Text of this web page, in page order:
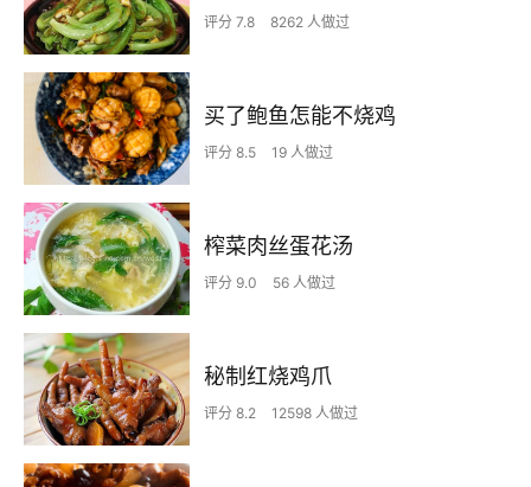
评分 7.8 8262 人做过
买了鲍鱼怎能不烧鸡
评分 8.5 19 人做过
榨菜肉丝蛋花汤
评分 9.0 56 人做过
秘制红烧鸡爪
评分 8.2 12598 人做过